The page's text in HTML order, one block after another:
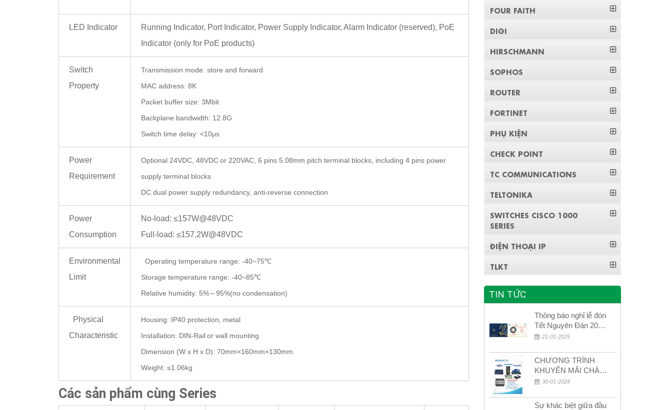
LED Indicator
Running Indicator, Port Indicator, Power Supply Indicator, Alarm Indicator (reserved), PoE
Indicator (only for PoE products)
Switch
Property
Transmission mode: store and forward
MAC address: 8K
Packet buffer size: 3Mbit
Backplane bandwidth: 12.8G
Switch time delay: <10μs
Power
Requirement
Optional 24VDC, 48VDCor 220VAC, 6 pins 5.08mm pitch terminal blocks, including 4 pins power
supply terminal blocks
DC dual power supply redundancy, anti-reverse connection
Power
Consumption
No-load: ≤157W@48VDC
Full-load: ≤157.2W@48VDC
Environmental
Limit
Operating temperature range: -40~75℃
Storage temperature range: -40~85℃
Relative humidity: 5%～95%(no condensation)
Physical
Characteristic
Housing: IP40 protection, metal
Installation: DIN-Railor wall mounting
Dimension (W x H x D): 70mm×160mm×130mm
Weight: ≤1.06kg
Các sản phẩm cùng Series
FOUR FAITH
DIGI
HIRSCHMANN
SOPHOS
ROUTER
FORTINET
PHỤ KIỆN
CHECK POINT
TC COMMUNICATIONS
TELTONIKA
SWITCHES CISCO 1000
SERIES
ĐIỆN THOẠI IP
TLKT
TIN TỨC
Thông báo nghỉ lễ đón
Tết Nguyên Đán 2026
– Xuân Bính Ngọ!
21-01-2025
CHƯƠNG TRÌNH
KHUYẾN MÃI CHÀO
MỪNG NĂM MỚI
30-01-2024
Sự khác biệt giữa đầu